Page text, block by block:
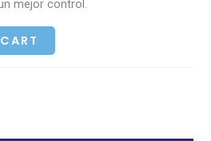
mejor control.